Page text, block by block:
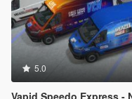
5.0
Vapid Speedo Express -